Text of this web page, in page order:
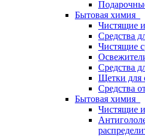
Бытовая химия
Чистящие
Средства
Чистящие
Средства
Щетки для
Средства
Бытовая химия
Чистящие